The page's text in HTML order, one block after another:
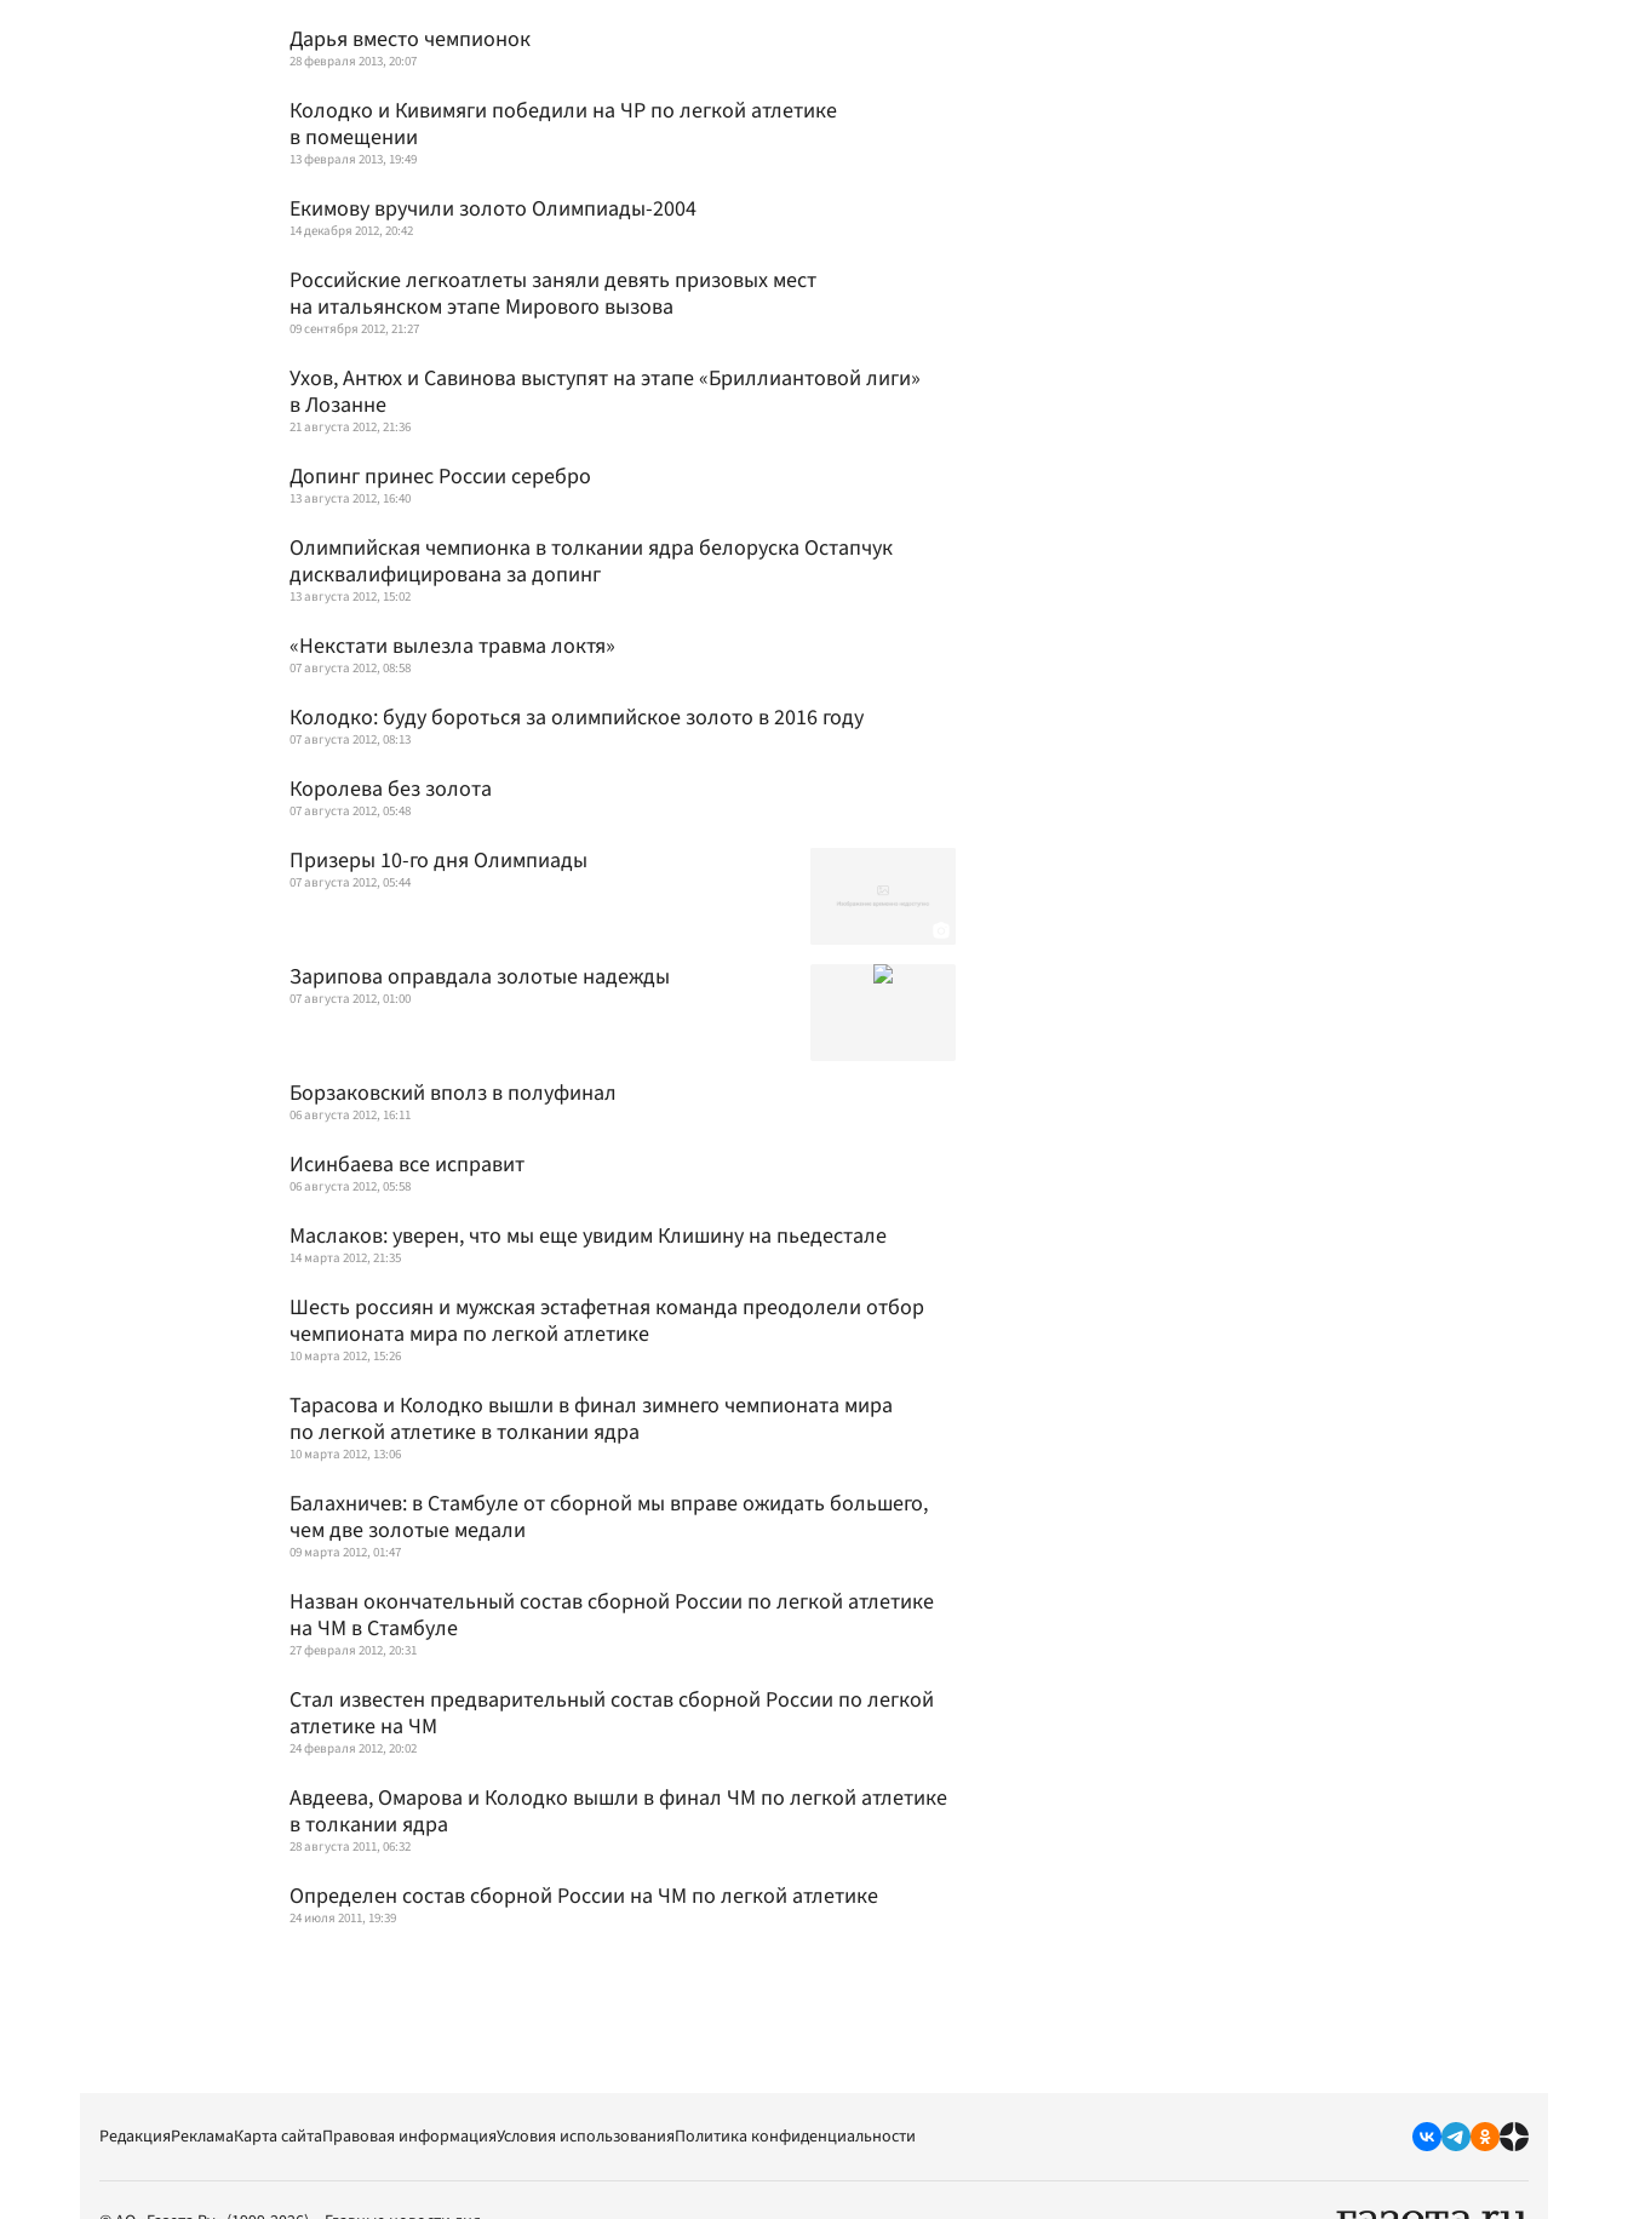
Дарья вместо чемпионок
28 февраля 2013, 20:07
Колодко и Кивимяги победили на ЧР по легкой атлетике
в помещении
13 февраля 2013, 19:49
Екимову вручили золото Олимпиады-2004
14 декабря 2012, 20:42
Российские легкоатлеты заняли девять призовых мест
на итальянском этапе Мирового вызова
09 сентября 2012, 21:27
Ухов, Антюх и Савинова выступят на этапе «Бриллиантовой лиги»
в Лозанне
21 августа 2012, 21:36
Допинг принес России серебро
13 августа 2012, 16:40
Олимпийская чемпионка в толкании ядра белоруска Остапчук
дисквалифицирована за допинг
13 августа 2012, 15:02
«Некстати вылезла травма локтя»
07 августа 2012, 08:58
Колодко: буду бороться за олимпийское золото в 2016 году
07 августа 2012, 08:13
Королева без золота
07 августа 2012, 05:48
Призеры 10-го дня Олимпиады
07 августа 2012, 05:44
Зарипова оправдала золотые надежды
07 августа 2012, 01:00
Борзаковский вполз в полуфинал
06 августа 2012, 16:11
Исинбаева все исправит
06 августа 2012, 05:58
Маслаков: уверен, что мы еще увидим Клишину на пьедестале
14 марта 2012, 21:35
Шесть россиян и мужская эстафетная команда преодолели отбор
чемпионата мира по легкой атлетике
10 марта 2012, 15:26
Тарасова и Колодко вышли в финал зимнего чемпионата мира
по легкой атлетике в толкании ядра
10 марта 2012, 13:06
Балахничев: в Стамбуле от сборной мы вправе ожидать большего,
чем две золотые медали
09 марта 2012, 01:47
Назван окончательный состав сборной России по легкой атлетике
на ЧМ в Стамбуле
27 февраля 2012, 20:31
Стал известен предварительный состав сборной России по легкой
атлетике на ЧМ
24 февраля 2012, 20:02
Авдеева, Омарова и Колодко вышли в финал ЧМ по легкой атлетике
в толкании ядра
28 августа 2011, 06:32
Определен состав сборной России на ЧМ по легкой атлетике
24 июля 2011, 19:39
РедакцияРекламаКарта сайтаПравовая информацияУсловия использованияПолитика конфиденциальности